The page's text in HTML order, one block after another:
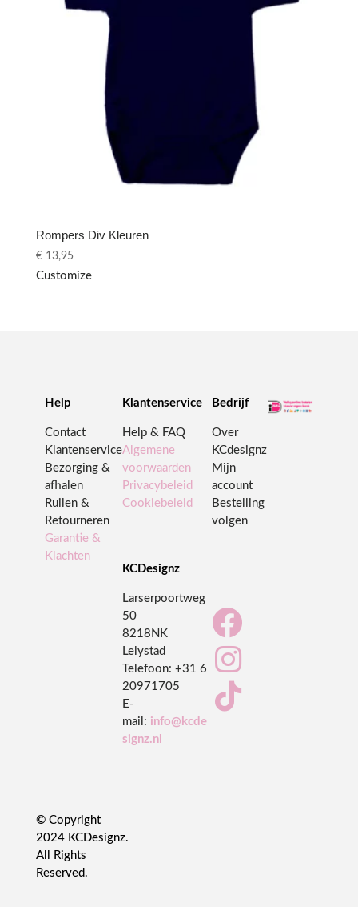
Rompers Div Kleuren
€13,95
Customize
Help
Contact
Klantenservice
Bezorging &
afhalen
Ruilen &
Retourneren
Garantie &
Klachten
Klantenservice
Help & FAQ
Algemene
voorwaarden
Privacybeleid
Cookiebeleid
KCDesignz
Larserpoortweg
50
8218NK
Lelystad
Telefoon: +31 6
20971705
E-
mail: info@kcde
signz.nl
Bedrijf
Over
KCdesignz
Mijn
account
Bestelling
volgen



© Copyright
2024 KCDesignz.
All Rights
Reserved.